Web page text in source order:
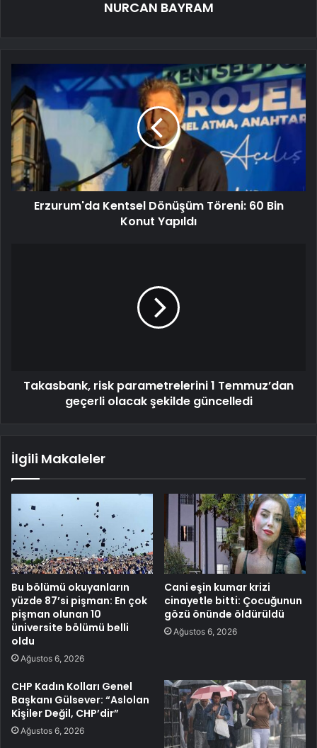
NURCAN BAYRAM
Erzurum'da Kentsel Dönüşüm Töreni: 60 Bin
Konut Yapıldı
Takasbank, risk parametrelerini 1 Temmuz’dan
geçerli olacak şekilde güncelledi
İlgili Makaleler
Bu bölümü okuyanların
yüzde 87’si pişman: En çok
pişman olunan 10
üniversite bölümü belli
oldu
Ağustos 6, 2026
Cani eşin kumar krizi
cinayetle bitti: Çocuğunun
gözü önünde öldürüldü
Ağustos 6, 2026
CHP Kadın Kolları Genel
Başkanı Gülsever: “Aslolan
Kişiler Değil, CHP’dir”
Ağustos 6, 2026